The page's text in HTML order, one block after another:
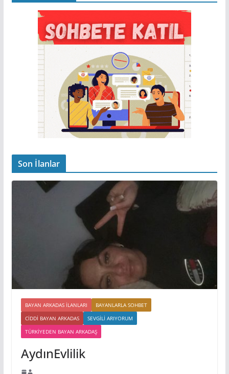
Son İlanlar
BAYAN ARKADAS ILANLARI
BAYANLARLA SOHBET
CIDDI BAYAN ARKADAS
SEVGILI ARIYORUM
TÜRKIYEDEN BAYAN ARKADAŞ
AydınEvlilik